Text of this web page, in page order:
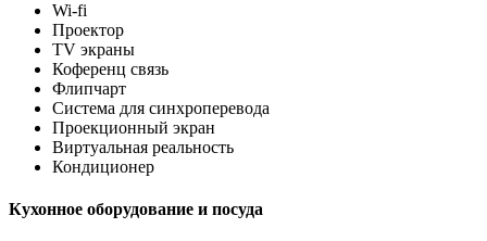
Wi-fi
Проектор
TV экраны
Коференц связь
Флипчарт
Система для синхроперевода
Проекционный экран
Виртуальная реальность
Кондиционер
Кухонное оборудование и посуда